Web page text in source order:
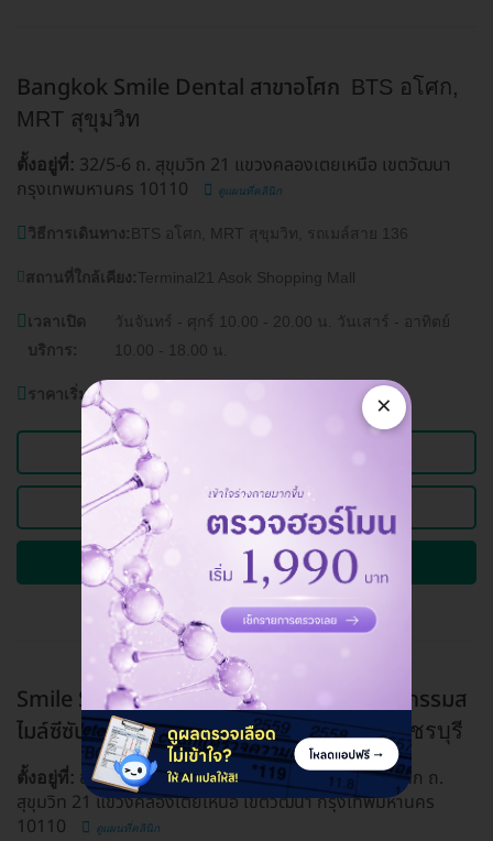
Bangkok Smile Dental สาขาอโศก
BTS อโศก,
MRT สุขุมวิท
ตั้งอยู่ที่: 32/5-6 ถ. สุขุมวิท 21 แขวงคลองเตยเหนือ เขตวัฒนา
กรุงเทพมหานคร 10110
ดูแผนที่คลินิก
วิธีการเดินทาง: BTS อโศก, MRT สุขุมวิท, รถเมล์สาย 136
สถานที่ใกล้เคียง:Terminal21 Asok Shopping Mall
เวลาเปิด
บริการ:
วันจันทร์ - ศุกร์ 10.00 - 20.00 น. วันเสาร์ - อาทิตย์
10.00 - 18.00 น.
ราคาเริ่มต้นที่
ดูแพ็กเกจอื่นของคลินิกนี้
ถามรายละเอียดและจองคิวผ่าน HD
Smile Seasons Dental Clinic (คลินิกทันตกรรมส
ไมล์ซีซันส์) สาขาอโศก BTS อโศก, MRT เพชรบุรี
ตั้งอยู่ที่: ชั้น 1 อาคารอโศกทาวเวอร์ส เลขที่ 217/5 ซ. อโศก ถ.
สุขุมวิท 21 แขวงคลองเตยเหนือ เขตวัฒนา กรุงเทพมหานคร
10110
ดูแผนที่คลินิก
×